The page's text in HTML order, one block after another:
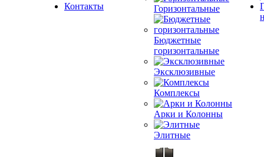
Контакты
Горизонтальные
Бюджетные
горизонтальные
Эксклюзивные
Комплексы
Арки и Колонны
Элитные